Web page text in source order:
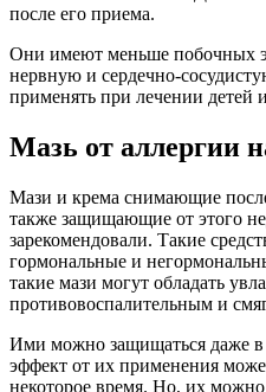
после его приема.
Они имеют меньше побочных
нервную и сердечно-
применять при лечении
Мазь от аллергии
Мази и крема снимающие
также защищающие от этого
зарекомендовали. Такие
гормональные и
такие мази могут обладать
противовоспалительным и
Ими можно защищаться даже
эффект от их применения
некоторое время. Но, их